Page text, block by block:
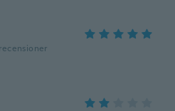
recensioner